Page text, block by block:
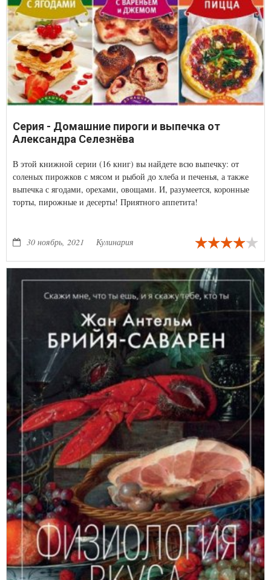
Серия - Домашние пироги и выпечка от
Александра Селезнёва
В этой книжной серии (16 книг) вы найдете всю выпечку: от
соленых пирожков с мясом и рыбой до хлеба и печенья, а также
выпечка с ягодами, орехами, овощами. И, разумеется, коронные
торты, пирожные и десерты! Приятного аппетита!
30 ноябрь, 2021 Кулинария